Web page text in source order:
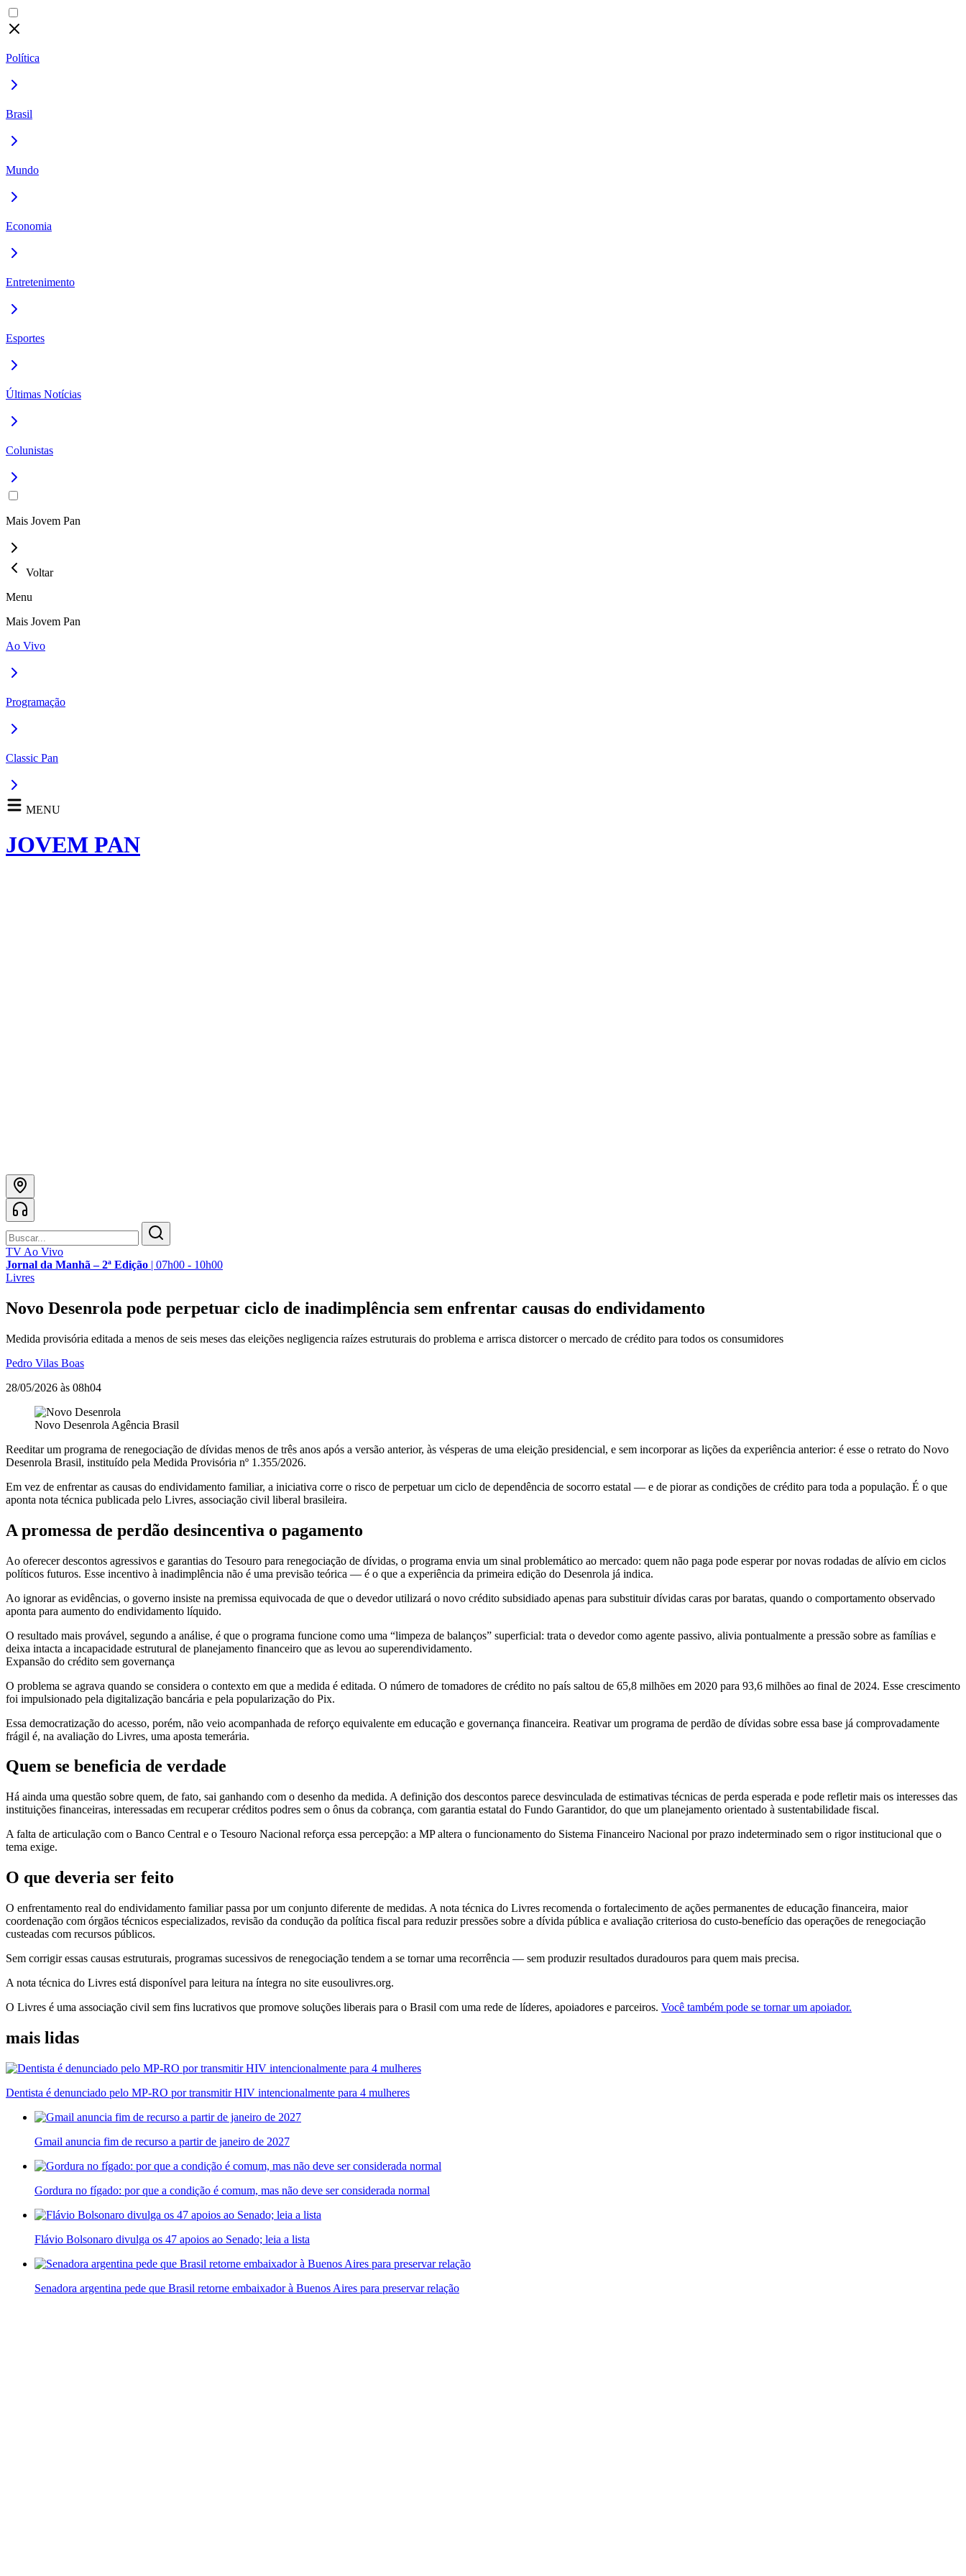
Política
Brasil
Mundo
Economia
Entretenimento
Esportes
Últimas Notícias
Colunistas
Mais Jovem Pan
Voltar
Menu
Mais Jovem Pan
Ao Vivo
Programação
Classic Pan
MENU
JOVEM PAN
TV Ao Vivo
Jornal da Manhã – 2ª Edição | 07h00 - 10h00
Livres
Novo Desenrola pode perpetuar ciclo de inadimplência sem enfrentar causas do endividamento
Medida provisória editada a menos de seis meses das eleições negligencia raízes estruturais do problema e arrisca distorcer o mercado de crédito para todos os consumidores
Pedro Vilas Boas
28/05/2026 às 08h04
Novo Desenrola Agência Brasil
Reeditar um programa de renegociação de dívidas menos de três anos após a versão anterior, às vésperas de uma eleição presidencial, e sem incorporar as lições da experiência anterior: é esse o retrato do Novo
Desenrola Brasil, instituído pela Medida Provisória nº 1.355/2026.
Em vez de enfrentar as causas do endividamento familiar, a iniciativa corre o risco de perpetuar um ciclo de dependência de socorro estatal — e de piorar as condições de crédito para toda a população. É o que
aponta nota técnica publicada pelo Livres, associação civil liberal brasileira.
A promessa de perdão desincentiva o pagamento
Ao oferecer descontos agressivos e garantias do Tesouro para renegociação de dívidas, o programa envia um sinal problemático ao mercado: quem não paga pode esperar por novas rodadas de alívio em ciclos
políticos futuros. Esse incentivo à inadimplência não é uma previsão teórica — é o que a experiência da primeira edição do Desenrola já indica.
Ao ignorar as evidências, o governo insiste na premissa equivocada de que o devedor utilizará o novo crédito subsidiado apenas para substituir dívidas caras por baratas, quando o comportamento observado
aponta para aumento do endividamento líquido.
O resultado mais provável, segundo a análise, é que o programa funcione como uma “limpeza de balanços” superficial: trata o devedor como agente passivo, alivia pontualmente a pressão sobre as famílias e
deixa intacta a incapacidade estrutural de planejamento financeiro que as levou ao superendividamento.
Expansão do crédito sem governança
O problema se agrava quando se considera o contexto em que a medida é editada. O número de tomadores de crédito no país saltou de 65,8 milhões em 2020 para 93,6 milhões ao final de 2024. Esse crescimento
foi impulsionado pela digitalização bancária e pela popularização do Pix.
Essa democratização do acesso, porém, não veio acompanhada de reforço equivalente em educação e governança financeira. Reativar um programa de perdão de dívidas sobre essa base já comprovadamente
frágil é, na avaliação do Livres, uma aposta temerária.
Quem se beneficia de verdade
Há ainda uma questão sobre quem, de fato, sai ganhando com o desenho da medida. A definição dos descontos parece desvinculada de estimativas técnicas de perda esperada e pode refletir mais os interesses das
instituições financeiras, interessadas em recuperar créditos podres sem o ônus da cobrança, com garantia estatal do Fundo Garantidor, do que um planejamento orientado à sustentabilidade fiscal.
A falta de articulação com o Banco Central e o Tesouro Nacional reforça essa percepção: a MP altera o funcionamento do Sistema Financeiro Nacional por prazo indeterminado sem o rigor institucional que o
tema exige.
O que deveria ser feito
O enfrentamento real do endividamento familiar passa por um conjunto diferente de medidas. A nota técnica do Livres recomenda o fortalecimento de ações permanentes de educação financeira, maior
coordenação com órgãos técnicos especializados, revisão da condução da política fiscal para reduzir pressões sobre a dívida pública e avaliação criteriosa do custo-benefício das operações de renegociação
custeadas com recursos públicos.
Sem corrigir essas causas estruturais, programas sucessivos de renegociação tendem a se tornar uma recorrência — sem produzir resultados duradouros para quem mais precisa.
A nota técnica do Livres está disponível para leitura na íntegra no site eusoulivres.org.
O Livres é uma associação civil sem fins lucrativos que promove soluções liberais para o Brasil com uma rede de líderes, apoiadores e parceiros. Você também pode se tornar um apoiador.
mais lidas
Dentista é denunciado pelo MP-RO por transmitir HIV intencionalmente para 4 mulheres
Gmail anuncia fim de recurso a partir de janeiro de 2027
Gordura no fígado: por que a condição é comum, mas não deve ser considerada normal
Flávio Bolsonaro divulga os 47 apoios ao Senado; leia a lista
Senadora argentina pede que Brasil retorne embaixador à Buenos Aires para preservar relação